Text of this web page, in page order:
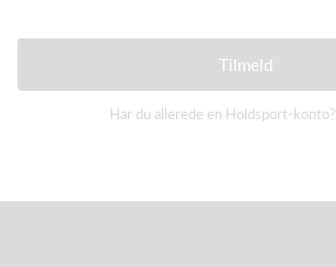
Tilmeld
Har du allerede en Holdsport-konto?